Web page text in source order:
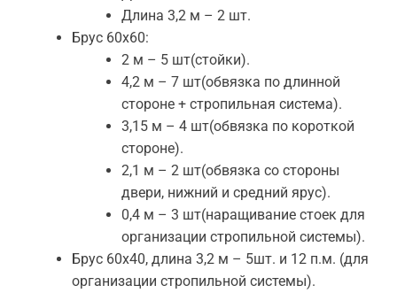
Длина 3,2 м – 2 шт.
Брус 60х60:
2 м – 5 шт(стойки).
4,2 м – 7 шт(обвязка по длинной
стороне + стропильная система).
3,15 м – 4 шт(обвязка по короткой
стороне).
2,1 м – 2 шт(обвязка со стороны
двери, нижний и средний ярус).
0,4 м – 3 шт(наращивание стоек для
организации стропильной системы).
Брус 60х40, длина 3,2 м – 5шт. и 12 п.м. (для
организации стропильной системы).